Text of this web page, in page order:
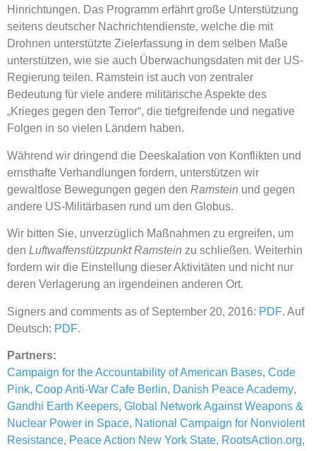
Hinrichtungen. Das Programm erfährt große Unterstützung
seitens deutscher Nachrichtendienste, welche die mit
Drohnen unterstützte Zielerfassung in dem selben Maße
unterstützen, wie sie auch Überwachungsdaten mit der US-
Regierung teilen. Ramstein ist auch von zentraler
Bedeutung für viele andere militärische Aspekte des
„Krieges gegen den Terror“, die tiefgreifende und negative
Folgen in so vielen Ländern haben.
Während wir dringend die Deeskalation von Konflikten und
ernsthafte Verhandlungen fordern, unterstützen wir
gewaltlose Bewegungen gegen den Ramstein und gegen
andere US-Militärbasen rund um den Globus.
Wir bitten Sie, unverzüglich Maßnahmen zu ergreifen, um
den Luftwaffenstützpunkt Ramstein zu schließen. Weiterhin
fordern wir die Einstellung dieser Aktivitäten und nicht nur
deren Verlagerung an irgendeinen anderen Ort.
Signers and comments as of September 20, 2016: PDF. Auf
Deutsch: PDF.
Partners:
Campaign for the Accountability of American Bases, Code
Pink, Coop Anti-War Cafe Berlin, Danish Peace Academy,
Gandhi Earth Keepers, Global Network Against Weapons &
Nuclear Power in Space, National Campaign for Nonviolent
Resistance, Peace Action New York State, RootsAction.org,